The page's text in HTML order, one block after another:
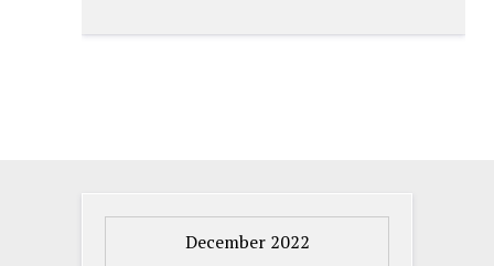
December 2022